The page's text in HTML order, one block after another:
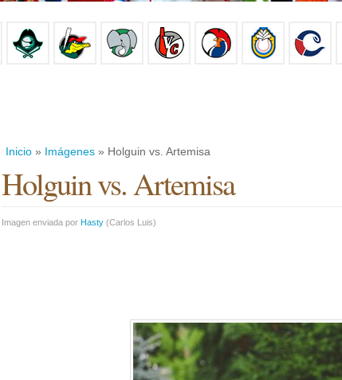
Inicio » Imágenes » Holguin vs. Artemisa
Holguin vs. Artemisa
Imagen enviada por Hasty (Carlos Luis)